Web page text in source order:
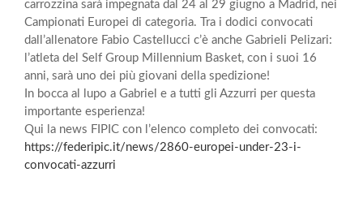
carrozzina sarà impegnata dal 24 al 29 giugno a Madrid, nei
Campionati Europei di categoria. Tra i dodici convocati
dall’allenatore Fabio Castellucci c’è anche Gabrieli Pelizari:
l’atleta del Self Group Millennium Basket, con i suoi 16
anni, sarà uno dei più giovani della spedizione!
In bocca al lupo a Gabriel e a tutti gli Azzurri per questa
importante esperienza!
Qui la news FIPIC con l’elenco completo dei convocati:
https://federipic.it/news/2860-europei-under-23-i-
convocati-azzurri